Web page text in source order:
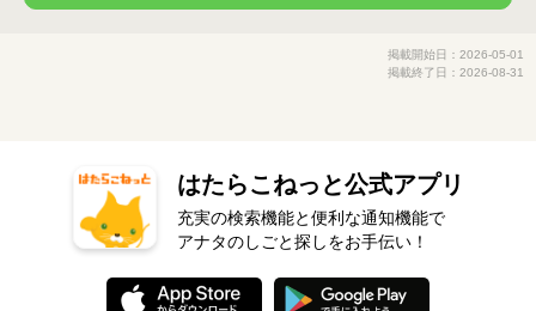
掲載開始日：2026-05-01
掲載終了日：2026-08-31
はたらこねっと公式アプリ
充実の検索機能と便利な通知機能で
アナタのしごと探しをお手伝い！